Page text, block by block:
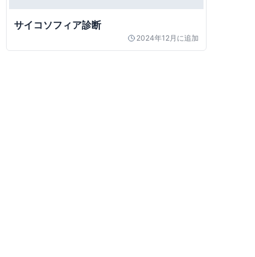
サイコソフィア診断
2024年12月 に追加